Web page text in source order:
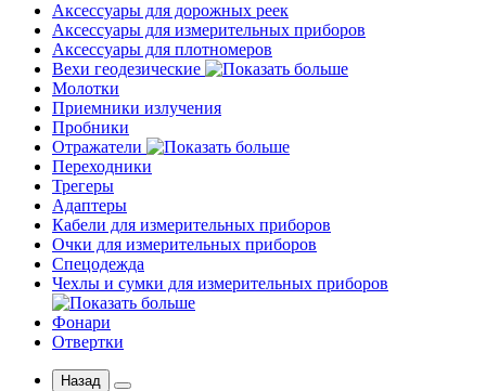
Аксессуары для дорожных реек
Аксессуары для измерительных приборов
Аксессуары для плотномеров
Вехи геодезические
Молотки
Приемники излучения
Пробники
Отражатели
Переходники
Трегеры
Адаптеры
Кабели для измерительных приборов
Очки для измерительных приборов
Спецодежда
Чехлы и сумки для измерительных приборов
Фонари
Отвертки
Назад